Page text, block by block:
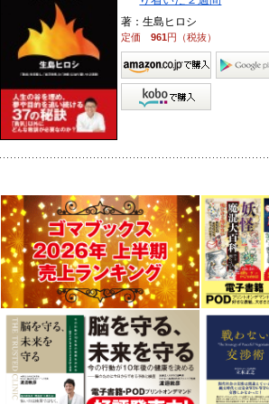
著：生島ヒロシ
定価961円（税抜）